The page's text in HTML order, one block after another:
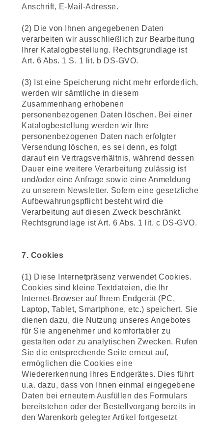
Anschrift, E-Mail-Adresse.
(2) Die von Ihnen angegebenen Daten
verarbeiten wir ausschließlich zur Bearbeitung
Ihrer Katalogbestellung. Rechtsgrundlage ist
Art. 6 Abs. 1 S. 1 lit. b DS-GVO.
(3) Ist eine Speicherung nicht mehr erforderlich,
werden wir sämtliche in diesem
Zusammenhang erhobenen
personenbezogenen Daten löschen. Bei einer
Katalogbestellung werden wir Ihre
personenbezogenen Daten nach erfolgter
Versendung löschen, es sei denn, es folgt
darauf ein Vertragsverhältnis, während dessen
Dauer eine weitere Verarbeitung zulässig ist
und/oder eine Anfrage sowie eine Anmeldung
zu unserem Newsletter. Sofern eine gesetzliche
Aufbewahrungspflicht besteht wird die
Verarbeitung auf diesen Zweck beschränkt.
Rechtsgrundlage ist Art. 6 Abs. 1 lit. c DS-GVO.
7. Cookies
(1) Diese Internetpräsenz verwendet Cookies.
Cookies sind kleine Textdateien, die Ihr
Internet-Browser auf Ihrem Endgerät (PC,
Laptop, Tablet, Smartphone, etc.) speichert. Sie
dienen dazu, die Nutzung unseres Angebotes
für Sie angenehmer und komfortabler zu
gestalten oder zu analytischen Zwecken. Rufen
Sie die entsprechende Seite erneut auf,
ermöglichen die Cookies eine
Wiedererkennung Ihres Endgerätes. Dies führt
u.a. dazu, dass von Ihnen einmal eingegebene
Daten bei erneutem Ausfüllen des Formulars
bereitstehen oder der Bestellvorgang bereits in
den Warenkorb gelegter Artikel fortgesetzt